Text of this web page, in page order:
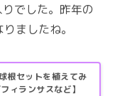
でした。昨年の
ましたね。
根セットを植えてみ
ィランサスなど】